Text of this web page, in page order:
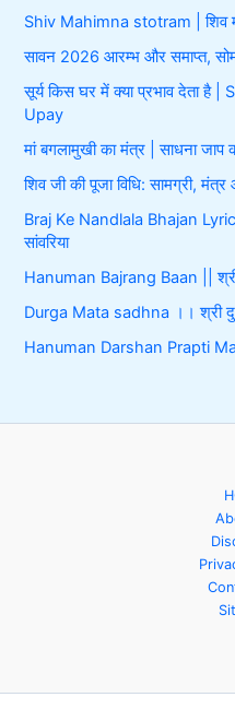
Shiv Mahimna stotram | शिव
सावन 2026 आरम्भ और समाप्त,
सूर्य किस घर में क्या प्रभाव देता
Upay
मां बगलामुखी का मंत्र | साधना जाप
शिव जी की पूजा विधि: सामग्री,
Braj Ke Nandlala Bhajan
सांवरिया
Hanuman Bajrang Baan ||
Durga Mata sadhna ।। श्री
Hanuman Darshan Prapti